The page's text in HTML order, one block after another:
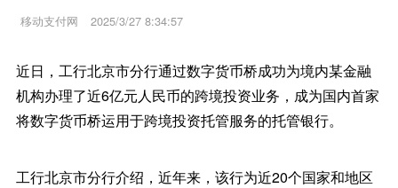
移动支付网 2025/3/27 8:34:57
近日，工行北京市分行通过数字货币桥成功为境内某金融
机构办理了近6亿元人民币的跨境投资业务，成为国内首家
将数字货币桥运用于跨境投资托管服务的托管银行。
工行北京市分行介绍，近年来，该行为近20个国家和地区